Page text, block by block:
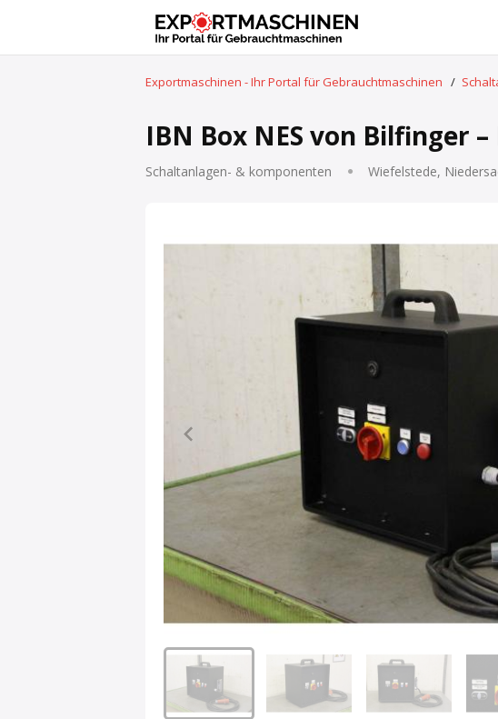
Exportmaschinen - Ihr Portal für Gebrauchtmaschinen /
IBN Box NES von Bilfinger –
Schaltanlagen- & komponenten Wiefelstede,